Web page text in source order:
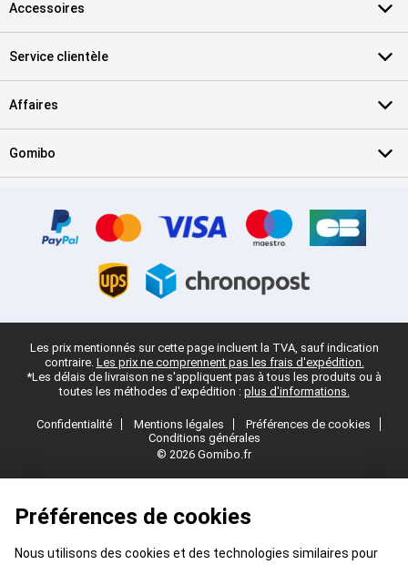
Préférences de cookies
Nous utilisons des cookies et des technologies similaires pour
Accessoires
Service clientèle
Affaires
Gomibo
Les prix mentionnés sur cette page incluent la TVA, sauf indication
contraire. Les prix ne comprennent pas les frais d'expédition.
*Les délais de livraison ne s'appliquent pas à tous les produits ou à
toutes les méthodes d'expédition : plus d'informations.
Confidentialité Mentions légales
Préférences de cookies
Conditions générales
© 2026 Gomibo.fr